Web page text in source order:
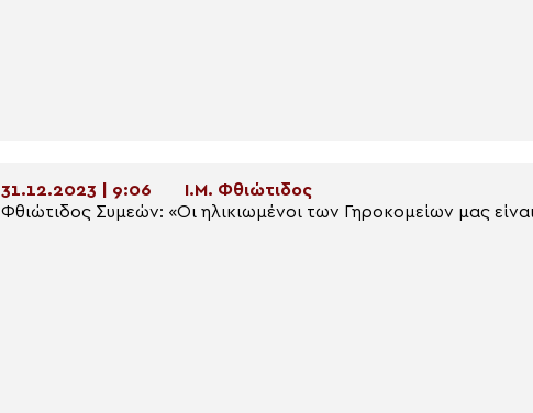
31.12.2023 | 9:06
Ι.Μ. Φθιώτιδος
Φθιώτιδος Συμεών: «Οι ηλικιωμένοι των Γηροκομείων μας